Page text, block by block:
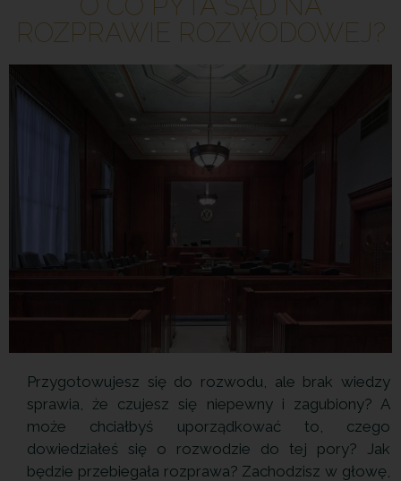
ROZPRAWIE ROZWODOWEJ?
Przygotowujesz się do rozwodu, ale brak wiedzy
sprawia, że czujesz się niepewny i zagubiony? A
może chciałbyś uporządkować to, czego
dowiedziałeś się o rozwodzie do tej pory? Jak
będzie przebiegała rozprawa? Zachodzisz w głowę,